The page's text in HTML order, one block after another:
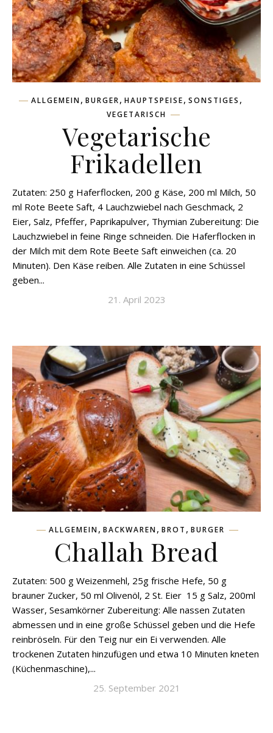
ALLGEMEIN, BURGER, HAUPTSPEISE, SONSTIGES ,
VEGETARISCH
Vegetarische
Frikadellen
Zutaten: 250 g Haferflocken, 200 g Käse, 200 ml Milch, 50
ml Rote Beete Saft, 4 Lauchzwiebel nach Geschmack, 2
Eier, Salz, Pfeffer, Paprikapulver, Thymian Zubereitung: Die
Lauchzwiebel in feine Ringe schneiden. Die Haferflocken in
der Milch mit dem Rote Beete Saft einweichen (ca. 20
Minuten). Den Käse reiben. Alle Zutaten in eine Schüssel
geben...
21. April 2023
ALLGEMEIN, BACKWAREN, BROT , BURGER
Challah Bread
Zutaten: 500 g Weizenmehl, 25g frische Hefe, 50 g
brauner Zucker, 50 ml Olivenöl, 2 St. Eier 15 g Salz, 200ml
Wasser, Sesamkörner Zubereitung: Alle nassen Zutaten
abmessen und in eine große Schüssel geben und die Hefe
reinbröseln. Für den Teig nur ein Ei verwenden. Alle
trockenen Zutaten hinzufügen und etwa 10 Minuten kneten
(Küchenmaschine),...
25. September 2021